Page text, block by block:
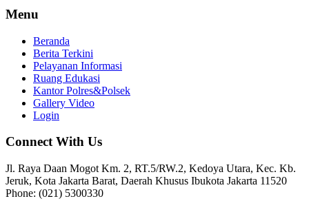
Menu
Beranda
Berita Terkini
Pelayanan Informasi
Ruang Edukasi
Kantor Polres&Polsek
Gallery Video
Login
Connect With Us
Jl. Raya Daan Mogot Km. 2, RT.5/RW.2, Kedoya Utara, Kec. Kb.
Jeruk, Kota Jakarta Barat, Daerah Khusus Ibukota Jakarta 11520
Phone: (021) 5300330